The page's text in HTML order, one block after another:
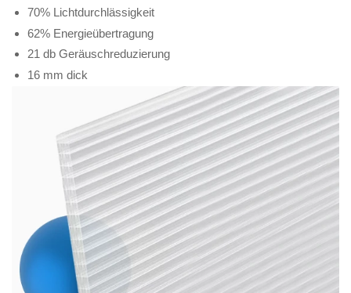
70% Lichtdurchlässigkeit
62% Energieübertragung
21 db Geräuschreduzierung
16 mm dick